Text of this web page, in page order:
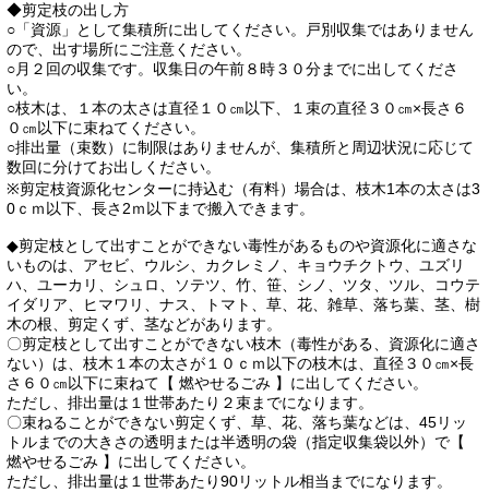
◆剪定枝の出し方
○「資源」として集積所に出してください。戸別収集ではありません
ので、出す場所にご注意ください。
○月２回の収集です。収集日の午前８時３０分までに出してくださ
い。
○枝木は、１本の太さは直径１０㎝以下、１束の直径３０㎝×長さ６
０㎝以下に束ねてください。
○排出量（束数）に制限はありませんが、集積所と周辺状況に応じて
数回に分けてお出しください。
※剪定枝資源化センターに持込む（有料）場合は、枝木1本の太さは3
0ｃｍ以下、長さ2ｍ以下まで搬入できます。
◆剪定枝として出すことができない毒性があるものや資源化に適さな
いものは、アセビ、ウルシ、カクレミノ、キョウチクトウ、ユズリ
ハ、ユーカリ、シュロ、ソテツ、竹、笹、シノ、ツタ、ツル、コウテ
イダリア、ヒマワリ、ナス、トマト、草、花、雑草、落ち葉、茎、樹
木の根、剪定くず、茎などがあります。
〇剪定枝として出すことができない枝木（毒性がある、資源化に適さ
ない）は、枝木１本の太さが１０ｃｍ以下の枝木は、直径３０㎝×長
さ６０㎝以下に束ねて【 燃やせるごみ 】に出してください。
ただし、排出量は１世帯あたり２束までになります。
〇束ねることができない剪定くず、草、花、落ち葉などは、45リッ
トルまでの大きさの透明または半透明の袋（指定収集袋以外）で【
燃やせるごみ 】に出してください。
ただし、排出量は１世帯あたり90リットル相当までになります。